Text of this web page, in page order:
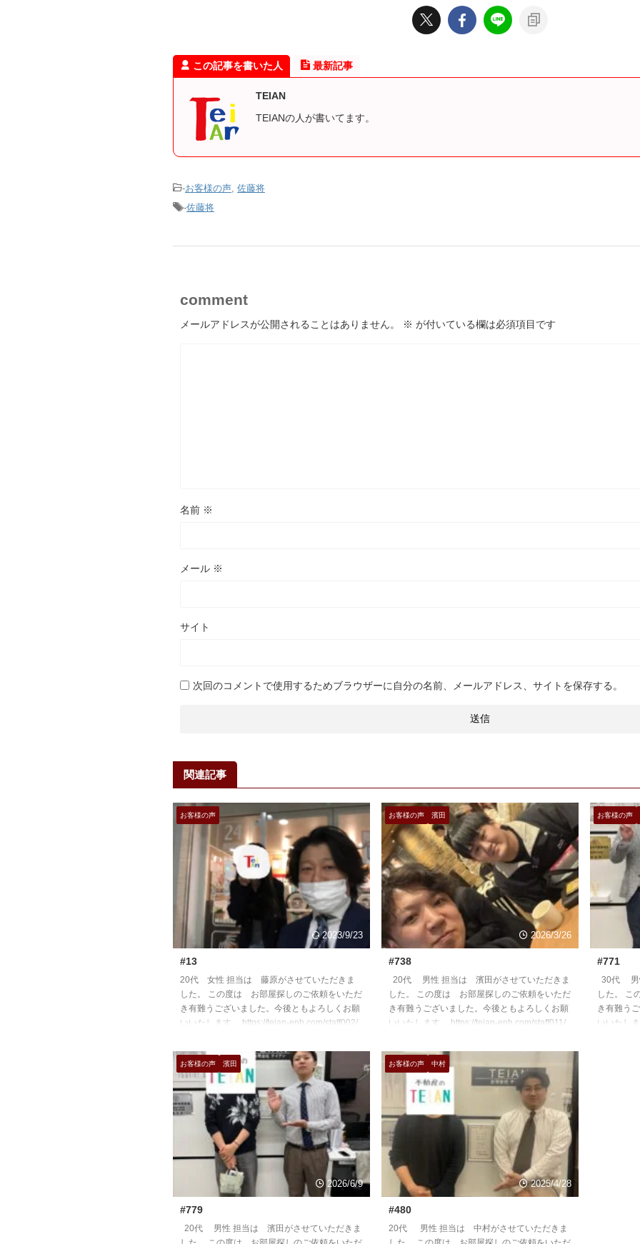
この記事を書いた人 最新記事
TEIAN
TEIANの人が書いてます。
-お客様の声 佐藤将
-佐藤将
comment
メールアドレスが公開されることはありません。 ※ が付いている欄は必須項目です
名前 ※
メール ※
サイト
次回のコメントで使用するためブラウザーに自分の名前、メールアドレス、サイトを保存する。
関連記事
お客様の声
2023/9/23
#13
20代 女性 担当は 藤原がさせていただきま
した。 この度は お部屋探しのご依頼をいただ
き有難うございました。今後ともよろしくお願
いいたします。 https://teian-enh.com/staff002/
お客様の声 濱田
2026/3/26
#738
20代 男性 担当は 濱田がさせていただきま
した。 この度は お部屋探しのご依頼をいただ
き有難うございました。今後ともよろしくお願
いいたします。 https://teian-enh.com/staff011/
お客様の声
#771
30代 男
した。 こ
き有難う
いいたし
お客様の声 濱田
2026/6/9
#779
20代 男性 担当は 濱田がさせていただきま
お客様の声 中村
2025/4/28
#480
20代 男性 担当は 中村がさせていただきま